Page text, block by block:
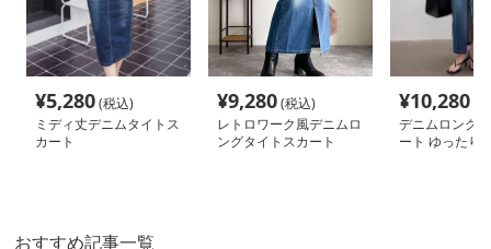
¥5,280(税込)
ミディ丈デニムタイトス
カート
¥9,280(税込)
レトロワーク風デニムロ
ングタイトスカート
¥10,280
デニムロング
ート ゆったり
おすすめ記事一覧